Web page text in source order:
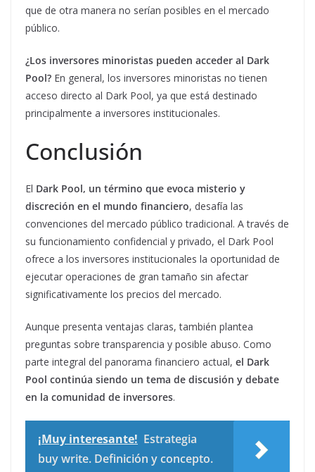
que de otra manera no serían posibles en el mercado
público.
¿Los inversores minoristas pueden acceder al Dark
Pool? En general, los inversores minoristas no tienen
acceso directo al Dark Pool, ya que está destinado
principalmente a inversores institucionales.
Conclusión
El Dark Pool, un término que evoca misterio y
discreción en el mundo financiero, desafía las
convenciones del mercado público tradicional. A través de
su funcionamiento confidencial y privado, el Dark Pool
ofrece a los inversores institucionales la oportunidad de
ejecutar operaciones de gran tamaño sin afectar
significativamente los precios del mercado.
Aunque presenta ventajas claras, también plantea
preguntas sobre transparencia y posible abuso. Como
parte integral del panorama financiero actual, el Dark
Pool continúa siendo un tema de discusión y debate
en la comunidad de inversores.
¡Muy interesante! Estrategia
buy write. Definición y concepto.